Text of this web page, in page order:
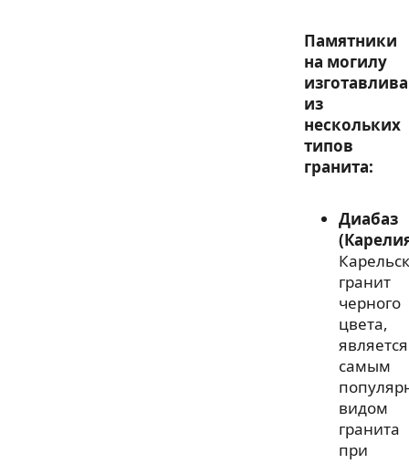
Памятники
на могилу
из
нескольких
типов
гранита:
Диабаз
гранит
черного
цвета,
является
самым
видом
гранита
при